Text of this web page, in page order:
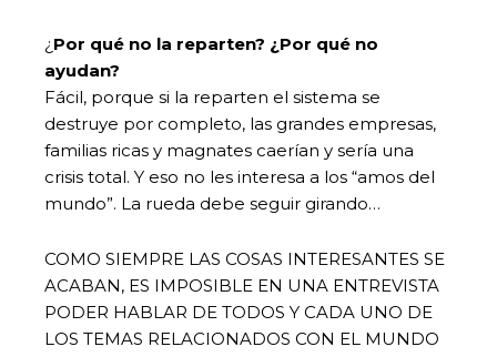
¿ Por qué no la reparten? ¿Por qué no
ayudan?
Fácil, porque si la reparten el sistema se
destruye por completo, las grandes empresas,
familias ricas y magnates caerían y sería una
crisis total. Y eso no les interesa a los “amos del
mundo”. La rueda debe seguir girando…
COMO SIEMPRE LAS COSAS INTERESANTES SE
ACABAN, ES IMPOSIBLE EN UNA ENTREVISTA
PODER HABLAR DE TODOS Y CADA UNO DE
LOS TEMAS RELACIONADOS CON EL MUNDO